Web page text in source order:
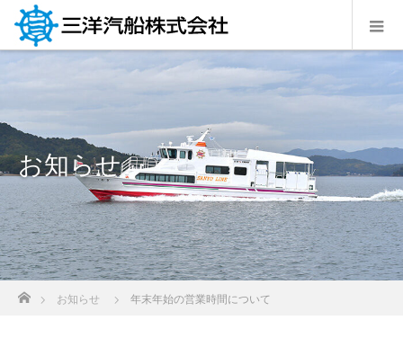
お知らせ
ホーム
お知らせ 年末年始の営業時間について